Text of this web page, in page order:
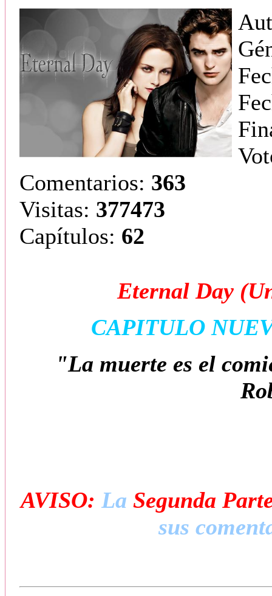
Comentarios: 363
Visitas: 377473
Capítulos: 62
Eternal Day
CAPITULO
"La muerte es el
AVISO: La Segunda
sus